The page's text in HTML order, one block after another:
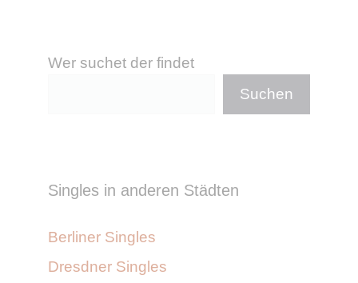
Wer suchet der findet
Suchen
Singles in anderen Städten
Berliner Singles
Dresdner Singles